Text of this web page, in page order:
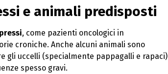
e animali predisposti
, come pazienti oncologici in
croniche. Anche alcuni animali sono
gli uccelli (specialmente pappagalli e rapaci)
spesso gravi.